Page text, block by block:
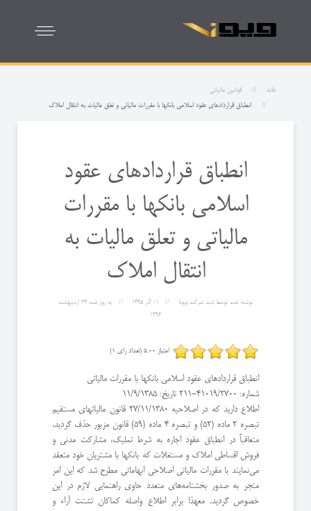
خانه
قوانین مالیاتی
انطباق قراردادهای عقود اسلامی بانکها با مقررات مالیاتی و تعلق مالیات به انتقال املاک
انطباق قراردادهای عقود
اسلامی بانکها با مقررات
مالیاتی و تعلق مالیات به
انتقال املاک
نوشته شده توسط ثبت شرکت ویونا 01 آذر 1395 به روز شده
24 ارديبهشت
1396
امتیاز 5.00 (تعداد رای 1)
انطباق قراردادهای عقود اسلامی بانکها با مقررات مالیاتی
شماره: 41019/2700-211 تاریخ: 11/9/1385
اطلاع دارید که در اصلاحیه 27/11/1380 قانون مالیاتهای مستقیم
تبصره 2 ماده (52) و تبصره 4 ماده (59) قانون مزبور حذف گردید.
متعاقباً در انطباق عقود اجاره به شرط تملیک، مشارکت مدنی و
فروش اقساطی املاک و مستغلات که بانکها با مشتریان خود منعقد
می‌نمایند با مقررات مالیاتی اصلاحی ابهاماتی مطرح شد که این امر
منجر به صدور بخشنامه‌های متعدد حاوی راهنمایی لازم در این
خصوص گردید. معهذا برابر اطلاع واصله کماکان تشتت آراء و